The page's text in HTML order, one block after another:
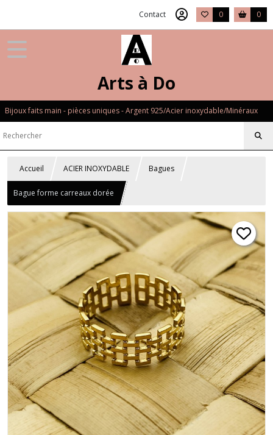
Contact 0 0
Arts à Do
Bijoux faits main - pièces uniques - Argent 925/Acier inoxydable/Minéraux
Accueil ACIER INOXYDABLE Bagues
Bague forme carreaux dorée